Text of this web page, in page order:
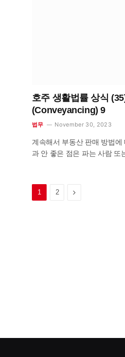
호주 생활법률 상식
(Conveyancing) 9
법무 November 30, 2023
계속해서 부동산 판매 방법
과 안 좋은 점은 파는 사람
1 2 Next